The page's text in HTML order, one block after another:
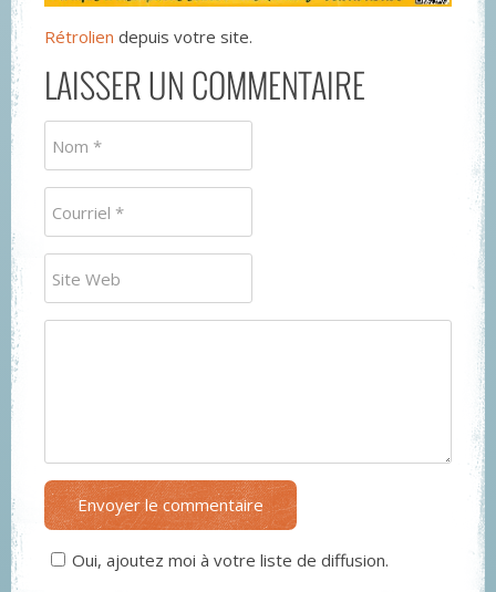
Rétrolien depuis votre site.
LAISSER UN COMMENTAIRE
Envoyer le commentaire
Oui, ajoutez moi à votre liste de diffusion.